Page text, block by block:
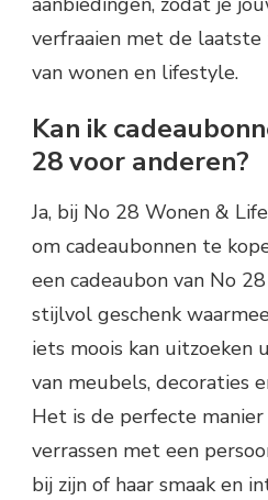
verfraaien met de
van wonen en lifestyle.
Kan ik
28 voor anderen?
Ja, bij No 28 Wonen &
om cadeaubonnen te
een cadeaubon van No
stijlvol geschenk
iets moois kan uitzoeken
van meubels, decoraties
Het is de perfecte
verrassen met een
bij zijn of haar smaak en